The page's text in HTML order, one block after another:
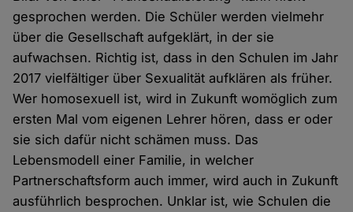
gesprochen werden. Die Schüler werden vielmehr
über die Gesellschaft aufgeklärt, in der sie
aufwachsen. Richtig ist, dass in den Schulen im Jahr
2017 vielfältiger über Sexualität aufklären als früher.
Wer homosexuell ist, wird in Zukunft womöglich zum
ersten Mal vom eigenen Lehrer hören, dass er oder
sie sich dafür nicht schämen muss. Das
Lebensmodell einer Familie, in welcher
Partnerschaftsform auch immer, wird auch in Zukunft
ausführlich besprochen. Unklar ist, wie Schulen die